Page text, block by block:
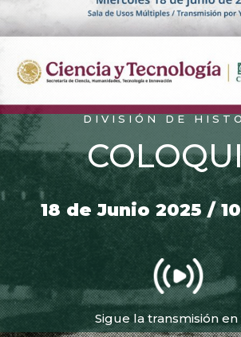
DIVISIÓN DE
18 de Junio 2025 /
Sigue la transmisión en